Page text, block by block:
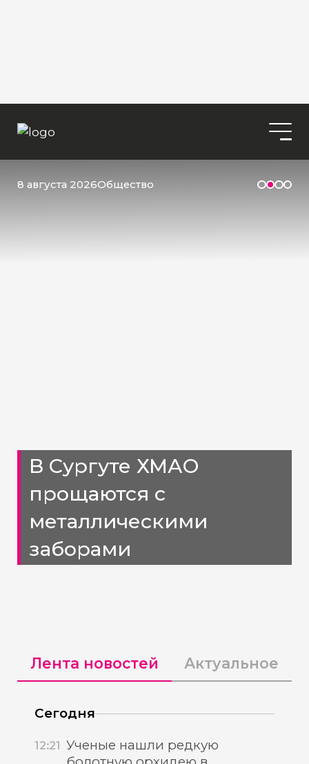
8 августа 2026Общество
В Сургуте ХМАО
прощаются с
металлическими
заборами
Лента новостей Актуальное
Сегодня
12:21 Ученые нашли редкую